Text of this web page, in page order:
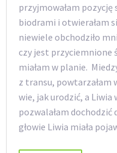
przyjmowałam
biodrami i otwierałam
niewiele obchodziło
czy jest przyciemnione
miałam w planie.
z transu, powtarzałam
wie, jak urodzić, a Liwia
pozwalałam dochodzić
głowie Liwia miała